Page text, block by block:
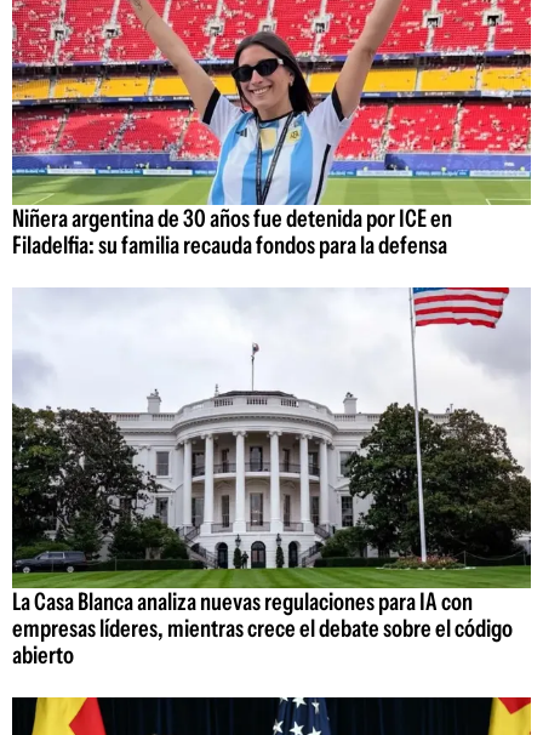
Niñera argentina de 30 años fue detenida por ICE en
Filadelfia: su familia recauda fondos para la defensa
La Casa Blanca analiza nuevas regulaciones para IA con
empresas líderes, mientras crece el debate sobre el código
abierto